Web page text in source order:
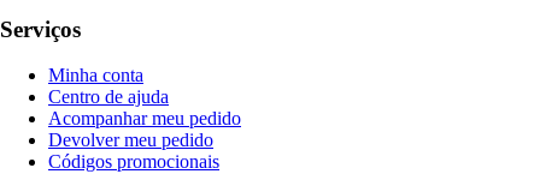
Serviços
Minha conta
Centro de ajuda
Acompanhar meu pedido
Devolver meu pedido
Códigos promocionais